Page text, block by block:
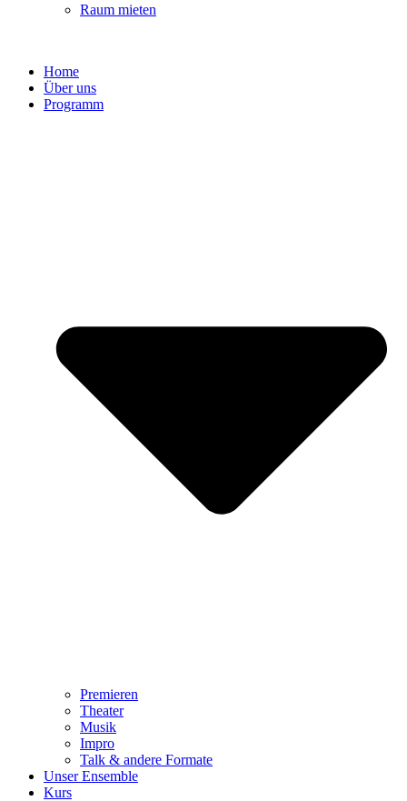
Raum mieten
Home
Über uns
Programm
Premieren
Theater
Musik
Impro
Talk & andere Formate
Unser Ensemble
Kurs